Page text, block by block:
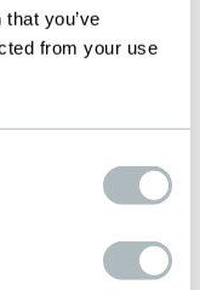
you’ve
from your use